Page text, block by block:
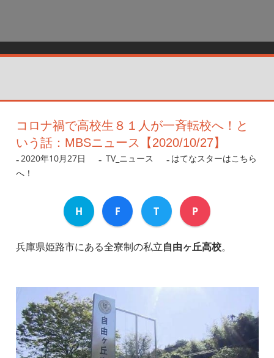
コロナ禍で高校生８１人が一斉転校へ！と
いう話：MBSニュース【2020/10/27】
2020年10月27日 nanigoto
TV_ニュース
はてなスターはこちら
へ！
H F T P
兵庫県姫路市にある全寮制の私立自由ヶ丘高校。